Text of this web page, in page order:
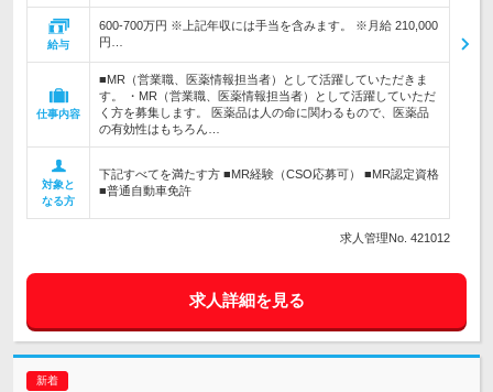
給与
600-700万円 ※上記年収には手当を含みます。 ※月給 210,000
円…
仕事内容
■MR（営業職、医薬情報担当者）として活躍していただきま
す。 ・MR（営業職、医薬情報担当者）として活躍していただ
く方を募集します。 医薬品は人の命に関わるもので、医薬品
の有効性はもちろん…
対象と
なる方
下記すべてを満たす方 ■MR経験（CSO応募可） ■MR認定資格
■普通自動車免許
求人管理No. 421012
求人詳細を見る